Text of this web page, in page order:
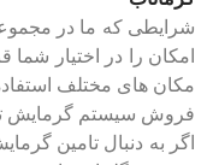
شرایطی که ما در
امکان را در اختیار
مکان های مختلف استفاده
فروش سیستم گرمایش
اگر به دنبال تامین